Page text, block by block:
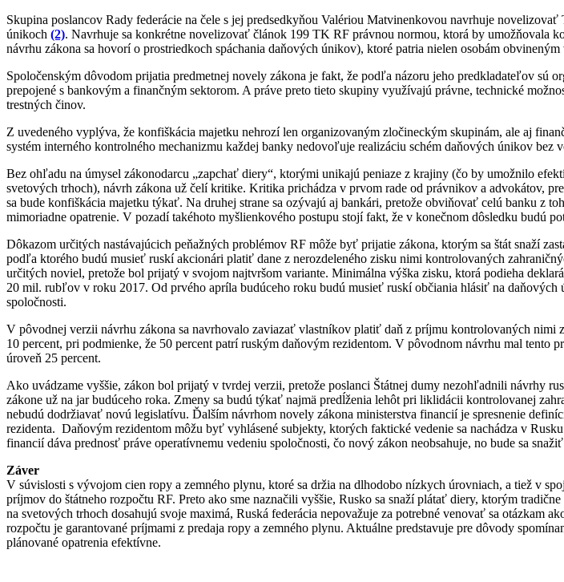
Skupina poslancov Rady federácie na čele s jej predsedkyňou Valériou Matvinenkovou navrhuje
únikoch (2). Navrhuje sa konkrétne novelizovať článok 199 TK RF právnou normou, ktorá by umožňovala
návrhu zákona sa hovorí o prostriedkoch spáchania daňových únikov), ktoré patria nielen osobám
Spoločenským dôvodom prijatia predmetnej novely zákona je fakt, že podľa názoru jeho predkladateľov sú
prepojené s bankovým a finančným sektorom. A práve preto tieto skupiny využívajú právne, technické
trestných činov.
Z uvedeného vyplýva, že konfiškácia majetku nehrozí len organizovaným zločineckým skupinám, ale aj
systém interného kontrolného mechanizmu každej banky nedovoľuje realizáciu schém daňových únikov
Bez ohľadu na úmysel zákonodarcu „zapchať diery“, ktorými unikajú peniaze z krajiny (čo by umožnilo
svetových trhoch), návrh zákona už čelí kritike. Kritika prichádza v prvom rade od právnikov a advokátov,
sa bude konfiškácia majetku týkať. Na druhej strane sa ozývajú aj bankári, pretože obviňovať celú banku z
mimoriadne opatrenie. V pozadí takéhoto myšlienkového postupu stojí fakt, že v konečnom dôsledku budú
Dôkazom určitých nastávajúcich peňažných problémov RF môže byť prijatie zákona, ktorým sa štát snaží
podľa ktorého budú musieť ruskí akcionári platiť dane z nerozdeleného zisku nimi kontrolovaných
určitých noviel, pretože bol prijatý v svojom najtvršom variante. Minimálna výška zisku, ktorá podieha
20 mil. rubľov v roku 2017. Od prvého apríla budúceho roku budú musieť ruskí občiania hlásiť na
spoločnosti.
V pôvodnej verzii návrhu zákona sa navrhovalo zaviazať vlastníkov platiť daň z príjmu kontrolovaných nimi
10 percent, pri podmienke, že 50 percent patrí ruským daňovým rezidentom. V pôvodnom návrhu mal
úroveň 25 percent.
Ako uvádzame vyššie, zákon bol prijatý v tvrdej verzii, pretože poslanci Štátnej dumy nezohľadnili návrhy
zákone už na jar budúceho roka. Zmeny sa budú týkať najmä predĺženia lehôt pri liklidácii kontrolovanej
nebudú dodržiavať novú legislatívu. Ďalším návrhom novely zákona ministerstva financií je spresnenie
rezidenta. Daňovým rezidentom môžu byť vyhlásené subjekty, ktorých faktické vedenie sa nachádza v
financií dáva prednosť práve operatívnemu vedeniu spoločnosti, čo nový zákon neobsahuje, no bude sa
Záver
V súvislosti s vývojom cien ropy a zemného plynu, ktoré sa držia na dlhodobo nízkych úrovniach, a tiež v
príjmov do štátneho rozpočtu RF. Preto ako sme naznačili vyššie, Rusko sa snaží plátať diery, ktorým
na svetových trhoch dosahujú svoje maximá, Ruská federácia nepovažuje za potrebné venovať sa otázkam
rozpočtu je garantované príjmami z predaja ropy a zemného plynu. Aktuálne predstavuje pre dôvody
plánované opatrenia efektívne.